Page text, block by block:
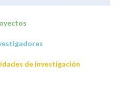
de investigación